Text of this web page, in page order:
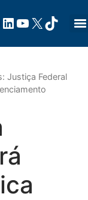
Justiça Federal